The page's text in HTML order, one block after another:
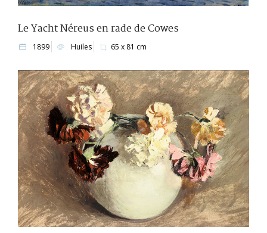
Le Yacht Néreus en rade de Cowes
1899 Huiles 65 x 81 cm